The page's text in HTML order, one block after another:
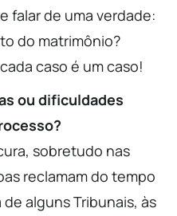
falar de uma verdade:
do matrimônio?
caso é um caso!
ou dificuldades
sobretudo nas
reclamam do tempo
alguns Tribunais, às